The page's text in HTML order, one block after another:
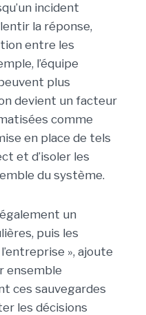
incident
la réponse,
entre les
l’équipe
plus
devient un facteur
comme
en place de tels
et d’isoler les
du système.
un
puis les
», ajoute
ensemble
ces sauvegardes
les décisions